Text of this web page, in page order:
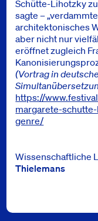
Schütte-Lihotzky
sagte –
architektonisches
aber nicht nur
eröffnet zugleich
(Vortrag in
https://
margarete-
genre/
Wissenschaftliche
Thielemans